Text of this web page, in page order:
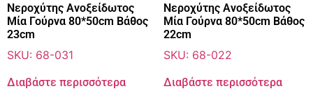
Νεροχύτης Ανοξείδωτος
Μία Γούρνα 80*50cm Βάθος
23cm
SKU: 68-031
Διαβάστε περισσότερα
Νεροχύτης Ανοξείδωτος
Μία Γούρνα 80*50cm Βάθος
22cm
SKU: 68-022
Διαβάστε περισσότερα